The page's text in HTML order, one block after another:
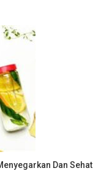
Dan Sehat